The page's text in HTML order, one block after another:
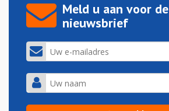
Meld u aan voor de
nieuwsbrief